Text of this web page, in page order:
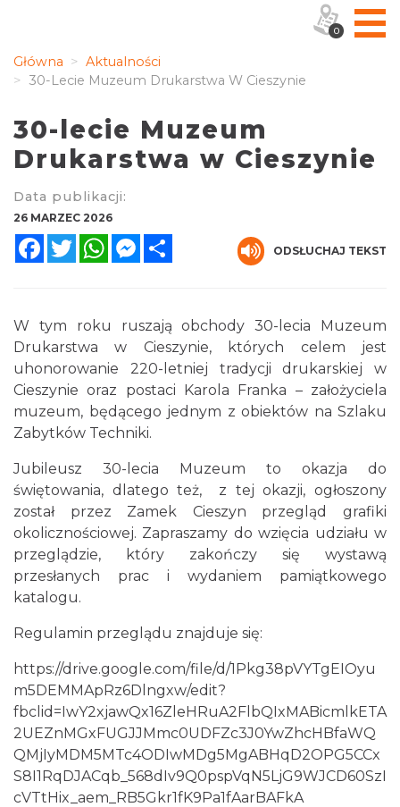
Główna
Aktualności
30-Lecie Muzeum Drukarstwa W Cieszynie
30-lecie Muzeum
Drukarstwa w Cieszynie
Data publikacji:
26 MARZEC 2026
FacebookTwitterWhatsAppMessenger
ODSŁUCHAJ TEKST
W tym roku ruszają obchody 30-lecia Muzeum
Drukarstwa w Cieszynie, których celem jest
uhonorowanie 220-letniej tradycji drukarskiej w
Cieszynie oraz postaci Karola Franka – założyciela
muzeum, będącego jednym z obiektów na Szlaku
Zabytków Techniki.
Jubileusz 30-lecia Muzeum to okazja do
świętowania, dlatego też, z tej okazji, ogłoszony
został przez Zamek Cieszyn przegląd grafiki
okolicznościowej. Zapraszamy do wzięcia udziału w
przeglądzie, który zakończy się wystawą
przesłanych prac i wydaniem pamiątkowego
katalogu.
Regulamin przeglądu znajduje się:
https://drive.google.com/file/d/1Pkg38pVYTgEIOyu
m5DEMMApRz6Dlngxw/edit?
fbclid=IwY2xjawQx16ZleHRuA2FlbQIxMABicmlkETA
2UEZnMGxFUGJJMmc0UDFZc3J0YwZhcHBfaWQ
QMjIyMDM5MTc4ODIwMDg5MgABHqD2OPG5CCx
S8I1RqDJACqb_568dIv9Q0pspVqN5LjG9WJCD60SzI
cVTtHix_aem_RB5Gkr1fK9Pa1fAarBAFkA
0